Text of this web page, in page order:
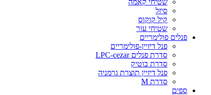
שטיחי קאמה
סיזל
קיל קוקוס
שטיחי עור
פנלים פולימריים
פנל דיזיין-פולימריים
סדרת פנלים LPC-cezar
סדרת בוטיק
פנל דיזיין תוצרת גרמניה
סדרת M
ספים